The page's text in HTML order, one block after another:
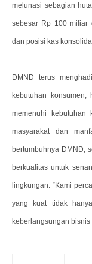
melunasi sebagian
sebesar Rp 100 miliar
dan posisi kas
DMND terus
kebutuhan
memenuhi kebutuhan
masyarakat dan
bertumbuhnya DMND,
berkualitas untuk
lingkungan. “Kami
yang kuat tidak
keberlangsungan